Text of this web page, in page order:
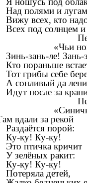
Над полями и
Вижу всех, кто
Всех под солнцем
«Чьи
Зинь-зань-ле! Зань-
Кто пораньше
Тот грибы себе
А сонливый да
Идут после за
за рекой
Раздаётся порой:
Ку-ку! Ку-ку!
Это птичка кричит
У зелёных ракит:
Ку-ку! Ку-ку!
Потеряла детей,